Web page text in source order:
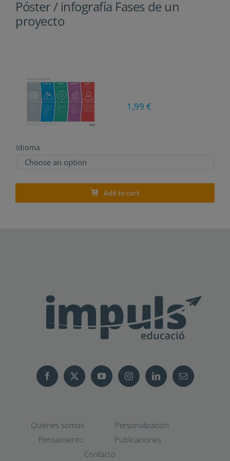
Póster / infografía Fases de un
proyecto
1,99 €
Idioma
Add to cart
Quiénes somos
Personalización
Pensamiento
Publicaciones
Contacto